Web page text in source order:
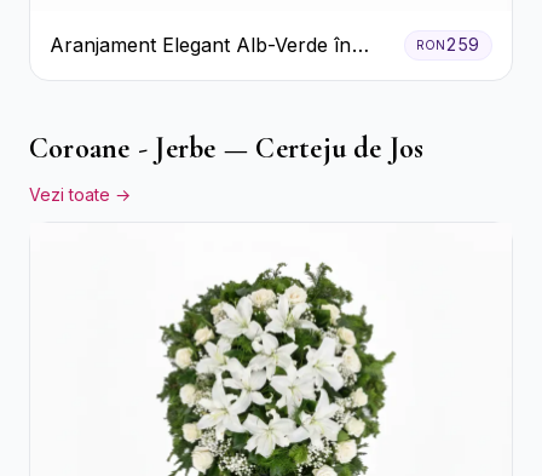
Aranjament Elegant Alb-Verde în
Cutie Gri
RON259
Coroane - Jerbe — Certeju de Jos
Vezi toate →